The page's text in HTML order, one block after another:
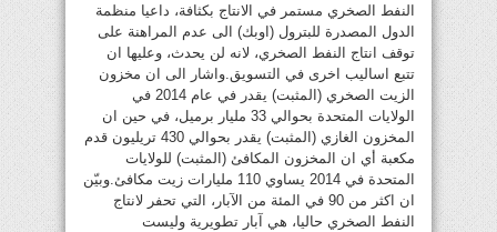
النفط الصخري مستمر في الانتاج بكثافة، داعيا منظمة
الدول المصدرة للبترول (اوبك) الى عدم المراهنة على
توقف انتاج النفط الصخري، لانه لن يحدث، وعليها ان
تتبع اساليب اخرى في التسويق.واشار الى ان مخزون
الزيت الصخري (المثبت) يقدر في عام 2014 في
الولايات المتحدة بحوالي 33 مليار برميل، في حين ان
المخزون الغازي (المثبت) يقدر بحوالي 430 تريليون قدم
مكعبة أي ان المخزون المكافئ (المثبت) للولايات
المتحدة في 2014 يساوي 110 مليارات زيت مكافئ.وبيّن
ان اكثر من 90 في المئة من الآبار، التي تحفر لانتاج
النفط الصخري حاليا، هي آبار تطويرية وليست